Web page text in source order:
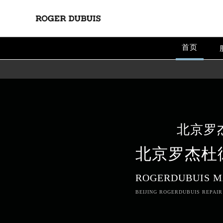
首页
北京罗
北京罗杰杜
ROGERDUBUIS
BEIJING ROGERDUBUIS